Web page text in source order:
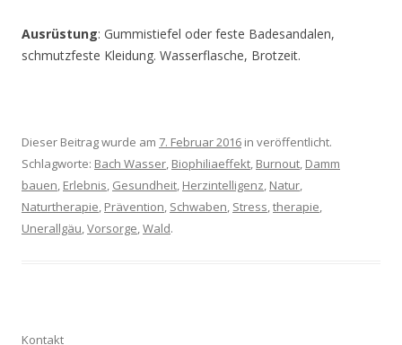
Ausrüstung: Gummistiefel oder feste Badesandalen,
schmutzfeste Kleidung. Wasserflasche, Brotzeit.
Dieser Beitrag wurde am 7. Februar 2016 in veröffentlicht.
Schlagworte: Bach Wasser, Biophiliaeffekt, Burnout, Damm
bauen, Erlebnis, Gesundheit, Herzintelligenz, Natur,
Naturtherapie, Prävention, Schwaben, Stress,therapie,
Unerallgäu,Vorsorge,Wald.
Kontakt